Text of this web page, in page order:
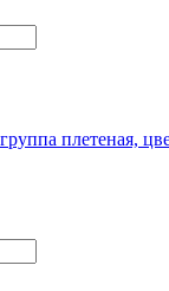
плетеная,